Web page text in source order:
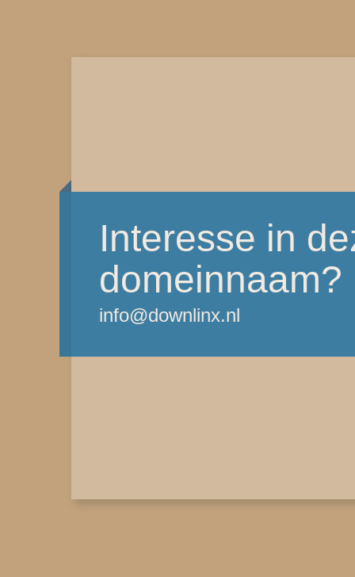
Interesse in
domeinnaam?
info@downlinx.nl